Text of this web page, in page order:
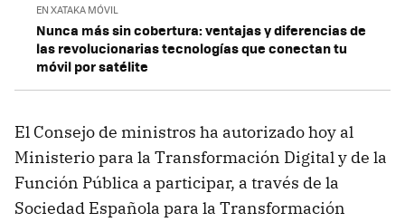
EN XATAKA MÓVIL
Nunca más sin cobertura: ventajas y diferencias de
las revolucionarias tecnologías que conectan tu
móvil por satélite
El Consejo de ministros ha autorizado hoy al
Ministerio para la Transformación Digital y de la
Función Pública a participar, a través de la
Sociedad Española para la Transformación